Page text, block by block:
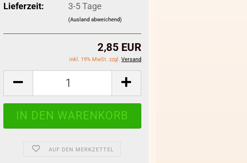
Lieferzeit:
3-5 Tage
(Ausland abweichend)
2,85 EUR
inkl. 19% MwSt. zzgl. Versand
AUF DEN MERKZETTEL